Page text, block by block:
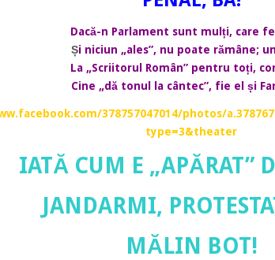
Dacă-n Parlament sunt mulți, care
Și niciun „ales”, nu poate rămâne;
La „Scriitorul Român” pentru toți,
Cine „dă tonul la cântec”, fie el și
378757047014/photos/
type=3&theater
IATĂ CUM E „APĂRAT”
JANDARMI,
MĂLIN BOT!